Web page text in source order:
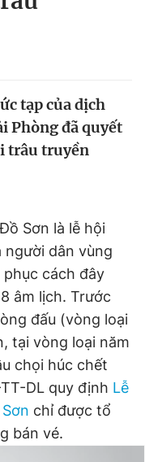
biết
quảng cáo
tạp của dịch
Phòng đã quyết
trâu truyền
Sơn là lễ hội
dân vùng
cách đây
âm lịch. Trước
đấu (vòng loại
tại vòng loại năm
chọi húc chết
DL quy định Lễ
chỉ được tổ
bán vé.